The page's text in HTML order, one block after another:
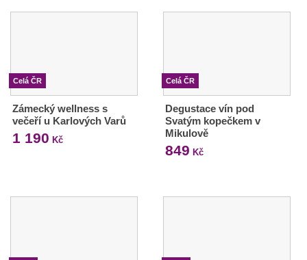
Celá ČR
Zámecký wellness s
večeří u Karlových Varů
1 190 Kč
Celá ČR
Degustace vín pod
Svatým kopečkem v
Mikulově
849 Kč